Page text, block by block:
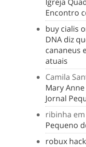
Encontro
buy cialis
DNA diz
cananeus
atuais
Camila
Mary
Jornal
ribinha em
Pequeno
robux hack